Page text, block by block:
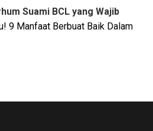
Suami BCL yang Wajib
9 Manfaat Berbuat Baik Dalam